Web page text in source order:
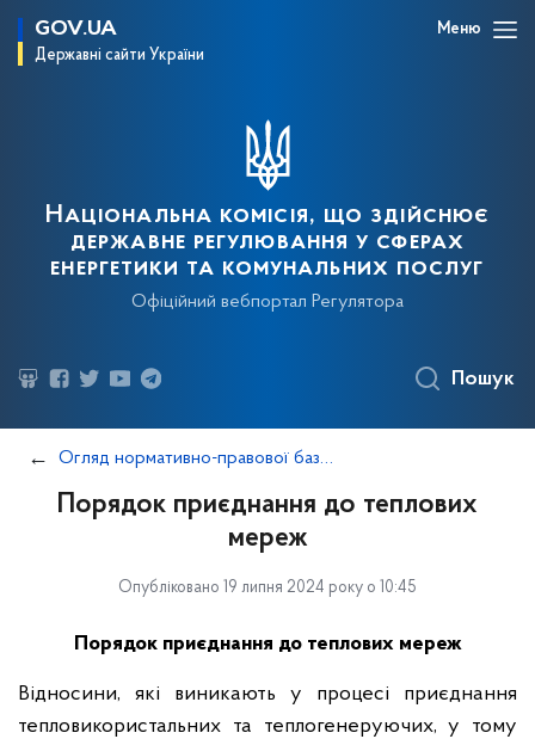
GOV.UA
Державні сайти України
Меню
Національна комісія, що здійснює
державне регулювання у сферах
енергетики та комунальних послуг
Офіційний вебпортал Регулятора
Пошук
Огляд нормативно-правової бази в частині приєднання до теплових мереж та плати за нього
Порядок приєднання до теплових
мереж
Опубліковано 19 липня 2024 року о 10:45
Порядок приєднання до теплових мереж
Відносини, які виникають у процесі приєднання
тепловикористальних та теплогенеруючих, у тому